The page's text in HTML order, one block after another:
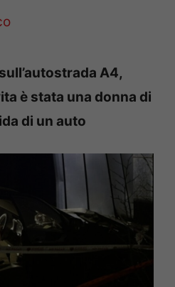
A4,
è stata una donna di
di un auto